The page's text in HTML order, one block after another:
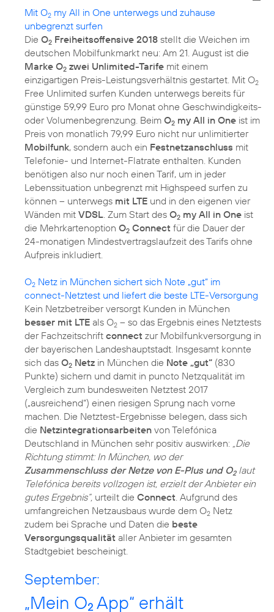
Mit O2 my All in One unterwegs und zuhause
unbegrenzt surfen
Die O2 Freiheitsoffensive 2018 stellt die Weichen im
deutschen Mobilfunkmarkt neu: Am 21. August ist die
Marke O2 zwei Unlimited-Tarife mit einem
einzigartigen Preis-Leistungsverhältnis gestartet. Mit O2
Free Unlimited surfen Kunden unterwegs bereits für
günstige 59,99 Euro pro Monat ohne Geschwindigkeits-
oder Volumenbegrenzung. Beim O2 my All in One ist im
Preis von monatlich 79,99 Euro nicht nur unlimitierter
Mobilfunk, sondern auch ein Festnetzanschluss mit
Telefonie- und Internet-Flatrate enthalten. Kunden
benötigen also nur noch einen Tarif, um in jeder
Lebenssituation unbegrenzt mit Highspeed surfen zu
können – unterwegs mit LTE und in den eigenen vier
Wänden mit VDSL . Zum Start des O2 my All in One ist
die Mehrkartenoption O2 Connect für die Dauer der
24-monatigen Mindestvertragslaufzeit des Tarifs ohne
Aufpreis inkludiert.
O2 Netz in München sichert sich Note „gut“ im
connect-Netztest und liefert die beste LTE-Versorgung
Kein Netzbetreiber versorgt Kunden in München
besser mit LTE als O2 – so das Ergebnis eines Netztests
der Fachzeitschrift connect zur Mobilfunkversorgung in
der bayerischen Landeshauptstadt. Insgesamt konnte
sich das O2 Netz in München die Note „gut“ (830
Punkte) sichern und damit in puncto Netzqualität im
Vergleich zum bundesweiten Netztest 2017
(„ausreichend“) einen riesigen Sprung nach vorne
machen. Die Netztest-Ergebnisse belegen, dass sich
die Netzintegrationsarbeiten von Telefónica
Deutschland in München sehr positiv auswirken: „Die
Richtung stimmt: In München, wo der
Zusammenschluss der Netze von E-Plus und O2laut
Telefónica bereits vollzogen ist, erzielt der Anbieter ein
gutes Ergebnis“, urteilt die Connect . Aufgrund des
umfangreichen Netzausbaus wurde dem O2 Netz
zudem bei Sprache und Daten die beste
Versorgungsqualität aller Anbieter im gesamten
Stadtgebiet bescheinigt.
September:
„Mein O2 App“ erhält